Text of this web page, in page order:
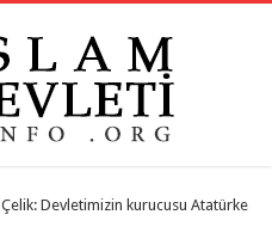
Çelik: Devletimizin kurucusu Atatürke